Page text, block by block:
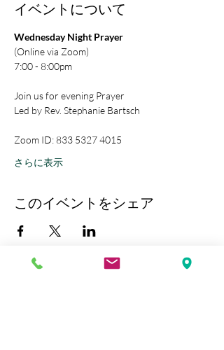
イベントについて
Wednesday Night Prayer
(Online via Zoom)
7:00 - 8:00pm
Join us for evening Prayer
Led by Rev. Stephanie Bartsch
Zoom ID: 833 5327 4015
さらに表示
このイベントをシェア